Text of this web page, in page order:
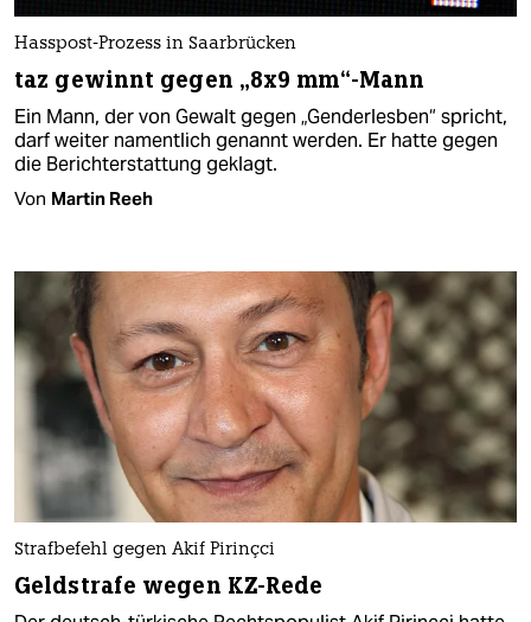
Hasspost-Prozess in Saarbrücken
taz gewinnt gegen „8x9 mm“-Mann
Ein Mann, der von Gewalt gegen „Genderlesben“ spricht,
darf weiter namentlich genannt werden. Er hatte gegen
die Berichterstattung geklagt.
Von Martin Reeh
Strafbefehl gegen Akif Pirinçci
Geldstrafe wegen KZ-Rede